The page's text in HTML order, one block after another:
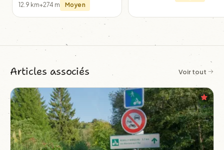
12.9 km+274 m Moyen
Articles associés Voir tout